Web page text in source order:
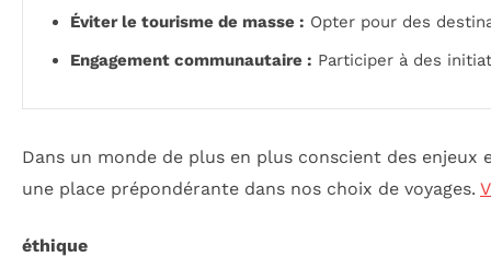
Éviter le tourisme de masse : Opter pour des
Engagement communautaire : Participer à des
Dans un monde de plus en plus conscient des
une place prépondérante dans nos choix de voyages.
éthique